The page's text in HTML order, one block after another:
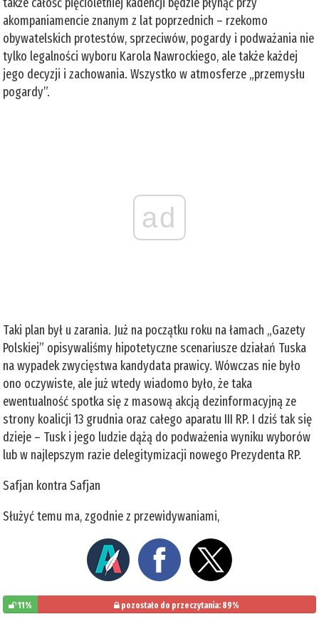
akompaniamencie znanym z lat poprzednich – rzekomo
obywatelskich protestów, sprzeciwów, pogardy i podważania nie
tylko legalności wyboru Karola Nawrockiego, ale także każdej
jego decyzji i zachowania. Wszystko w atmosferze „przemysłu
pogardy”.
ad
Taki plan był u zarania. Już na początku roku na łamach „Gazety
Polskiej” opisywaliśmy hipotetyczne scenariusze działań Tuska
na wypadek zwycięstwa kandydata prawicy. Wówczas nie było
ono oczywiste, ale już wtedy wiadomo było, że taka
ewentualność spotka się z masową akcją dezinformacyjną ze
strony koalicji 13 grudnia oraz całego aparatu III RP. I dziś tak się
dzieje – Tusk i jego ludzie dążą do podważenia wyniku wyborów
lub w najlepszym razie delegitymizacji nowego Prezydenta RP.
Safjan kontra Safjan
Służyć temu ma, zgodnie z przewidywaniami,
11% pozostało do przeczytania: 89%